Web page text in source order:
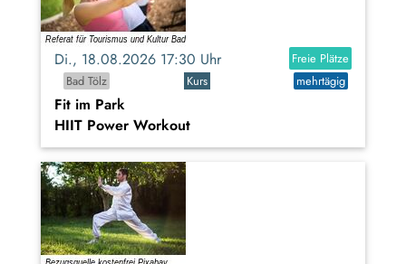
Di., 18.08.2026 17:30 Uhr
Freie Plätze
Bad Tölz
Kurs mehrtägig
Fit im Park
HIIT Power Workout